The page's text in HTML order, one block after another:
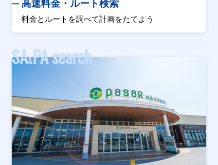
高速料金・ルート検索
料金とルートを調べて計画をたてよう
SA&PA search